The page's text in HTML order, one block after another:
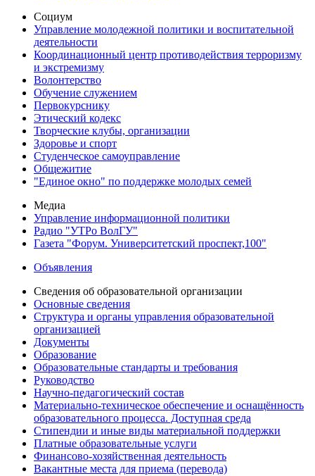
Социум
Управление молодежной политики и воспитательной
деятельности
Координационный центр противодействия терроризму
и экстремизму
Волонтерство
Обучение служением
Первокурснику
Этический кодекс
Творческие клубы, организации
Здоровье и спорт
Студенческое самоуправление
Общежитие
"Единое окно" по поддержке молодых семей
Медиа
Управление информационной политики
Радио "УТРо ВолГУ"
Газета "Форум. Университетский проспект,100"
Объявления
Сведения об образовательной организации
Основные сведения
Структура и органы управления образовательной
организацией
Документы
Образование
Образовательные стандарты и требования
Руководство
Научно-педагогический состав
Материально-техническое обеспечение и оснащённость
образовательного процесса. Доступная среда
Стипендии и иные виды материальной поддержки
Платные образовательные услуги
Финансово-хозяйственная деятельность
Вакантные места для приема (перевода)